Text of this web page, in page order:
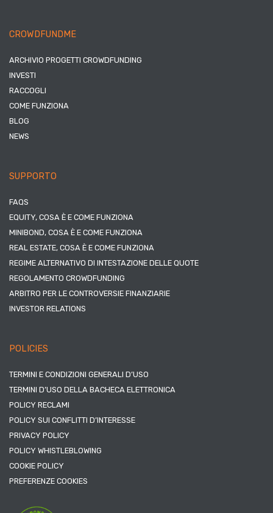
CROWDFUNDME
ARCHIVIO PROGETTI CROWDFUNDING
INVESTI
RACCOGLI
COME FUNZIONA
BLOG
NEWS
SUPPORTO
FAQS
EQUITY, COSA È E COME FUNZIONA
MINIBOND, COSA È E COME FUNZIONA
REAL ESTATE, COSA È E COME FUNZIONA
REGIME ALTERNATIVO DI INTESTAZIONE DELLE QUOTE
REGOLAMENTO CROWDFUNDING
ARBITRO PER LE CONTROVERSIE FINANZIARIE
INVESTOR RELATIONS
POLICIES
TERMINI E CONDIZIONI GENERALI D’USO
TERMINI D’USO DELLA BACHECA ELETTRONICA
POLICY RECLAMI
POLICY SUI CONFLITTI D’INTERESSE
PRIVACY POLICY
POLICY WHISTLEBLOWING
COOKIE POLICY
PREFERENZE COOKIES